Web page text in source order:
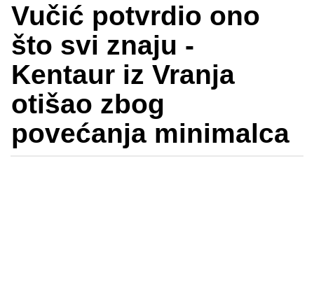
Vučić potvrdio ono
što svi znaju -
Kentaur iz Vranja
otišao zbog
povećanja minimalca